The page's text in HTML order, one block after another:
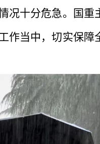
况十分危急。国
作当中，切实保